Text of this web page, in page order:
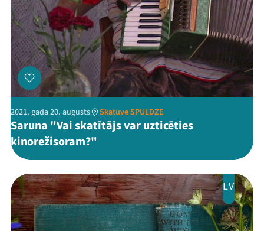
2021. gada 20. augusts Skatuve SPULDZE
Saruna "Vai skatītājs var uzticēties
kinorežisoram?"
LV